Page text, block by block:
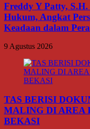
Freddy Y Patty,
Hukum, Angkat
Keadaan dalam
9 Agustus 2026
TAS BERISI
MALING DI AREA
BEKASI